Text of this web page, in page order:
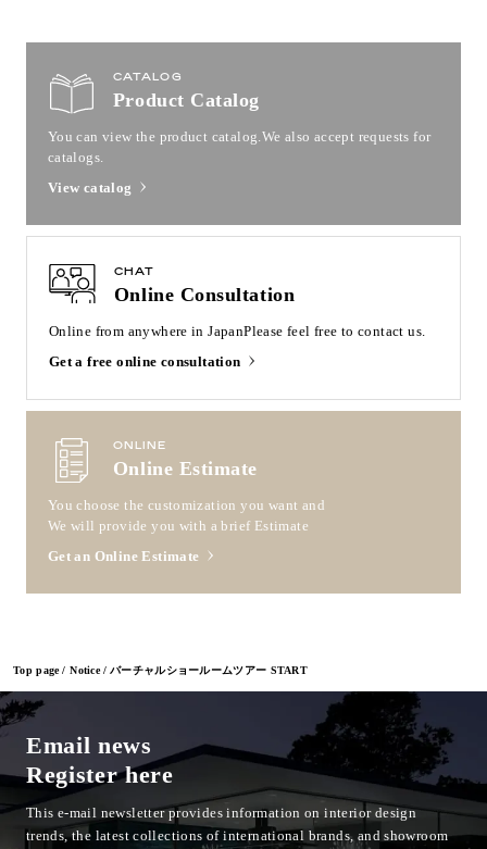
Top page Notice バーチャルショールームツアー START
CATALOG
Product Catalog
You can view the product catalog. We also accept requests for
catalogs.
View catalog
CHAT
Online Consultation
Online from anywhere in JapanPlease feel free to contact us.
Get a free online consultation
ONLINE
Online Estimate
You choose the customization you want and
We will provide you with a brief Estimate
Get an Online Estimate
Email news
Register here
This e-mail newsletter provides information on interior design
trends, the latest collections of international brands, and showroom